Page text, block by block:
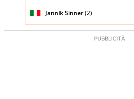
serie)
Jannik Sinner(2)